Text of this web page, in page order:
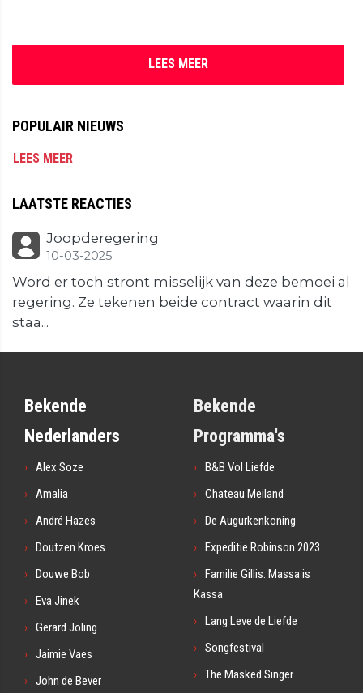
LEES MEER
POPULAIR NIEUWS
LEES MEER
LAATSTE REACTIES
Joopderegering
10-03-2025
Word er toch stront misselijk van deze bemoei al
regering. Ze tekenen beide contract waarin dit
staa...
Bekende
Nederlanders
Alex Soze
Amalia
André Hazes
Doutzen Kroes
Douwe Bob
Eva Jinek
Gerard Joling
Jaimie Vaes
John de Bever
Bekende
Programma's
B&B Vol Liefde
Chateau Meiland
De Augurkenkoning
Expeditie Robinson 2023
Familie Gillis: Massa is
Kassa
Lang Leve de Liefde
Songfestival
The Masked Singer